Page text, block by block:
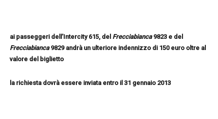
ai passeggeri dell’Intercity 615, del Frecciabianca9823 e del
Frecciabianca9829 andrà un ulteriore indennizzo di 150 euro oltre al
valore del biglietto
la richiesta dovrà essere inviata entro il 31 gennaio 2013